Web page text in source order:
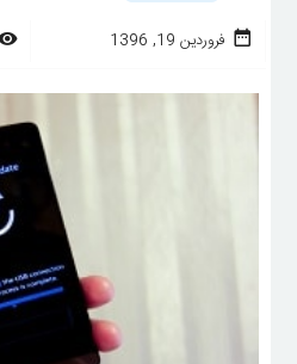
فروردین 19, 1396